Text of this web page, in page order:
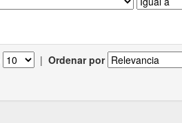
| Ordenar por